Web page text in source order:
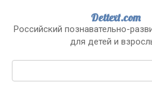
контенту
Dettext.com
Российский познавательно-
для детей и
Поиск: